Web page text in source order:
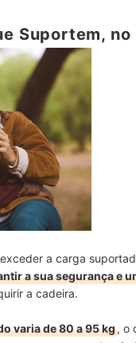
Suportem,
a carga
a sua segurança e
a cadeira.
varia de 80 a 95 kg, o